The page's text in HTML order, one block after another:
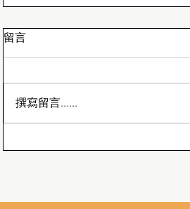
鵝的玻璃新朋友
留言
撰寫留言......